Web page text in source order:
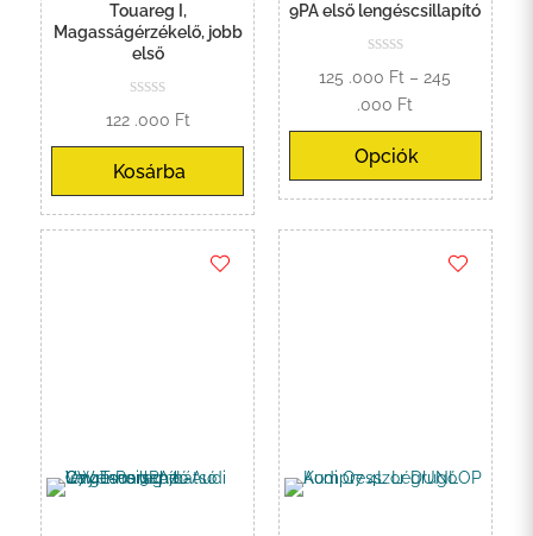
Touareg I,
Magasságérzékelő, jobb
első
122 .000 Ft
Kosárba
9PA első lengéscsillapító
125 .000 Ft – 245
.000 Ft Ártartomány:
125
.000 Ft
-
Opciók